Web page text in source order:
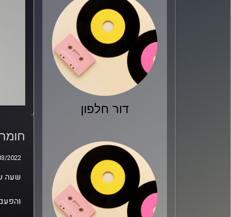
דור חלפון
2022
שעה